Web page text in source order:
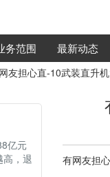
务范围 最新动态
友担心直-10武装直升
亿元
高，退
有网友担